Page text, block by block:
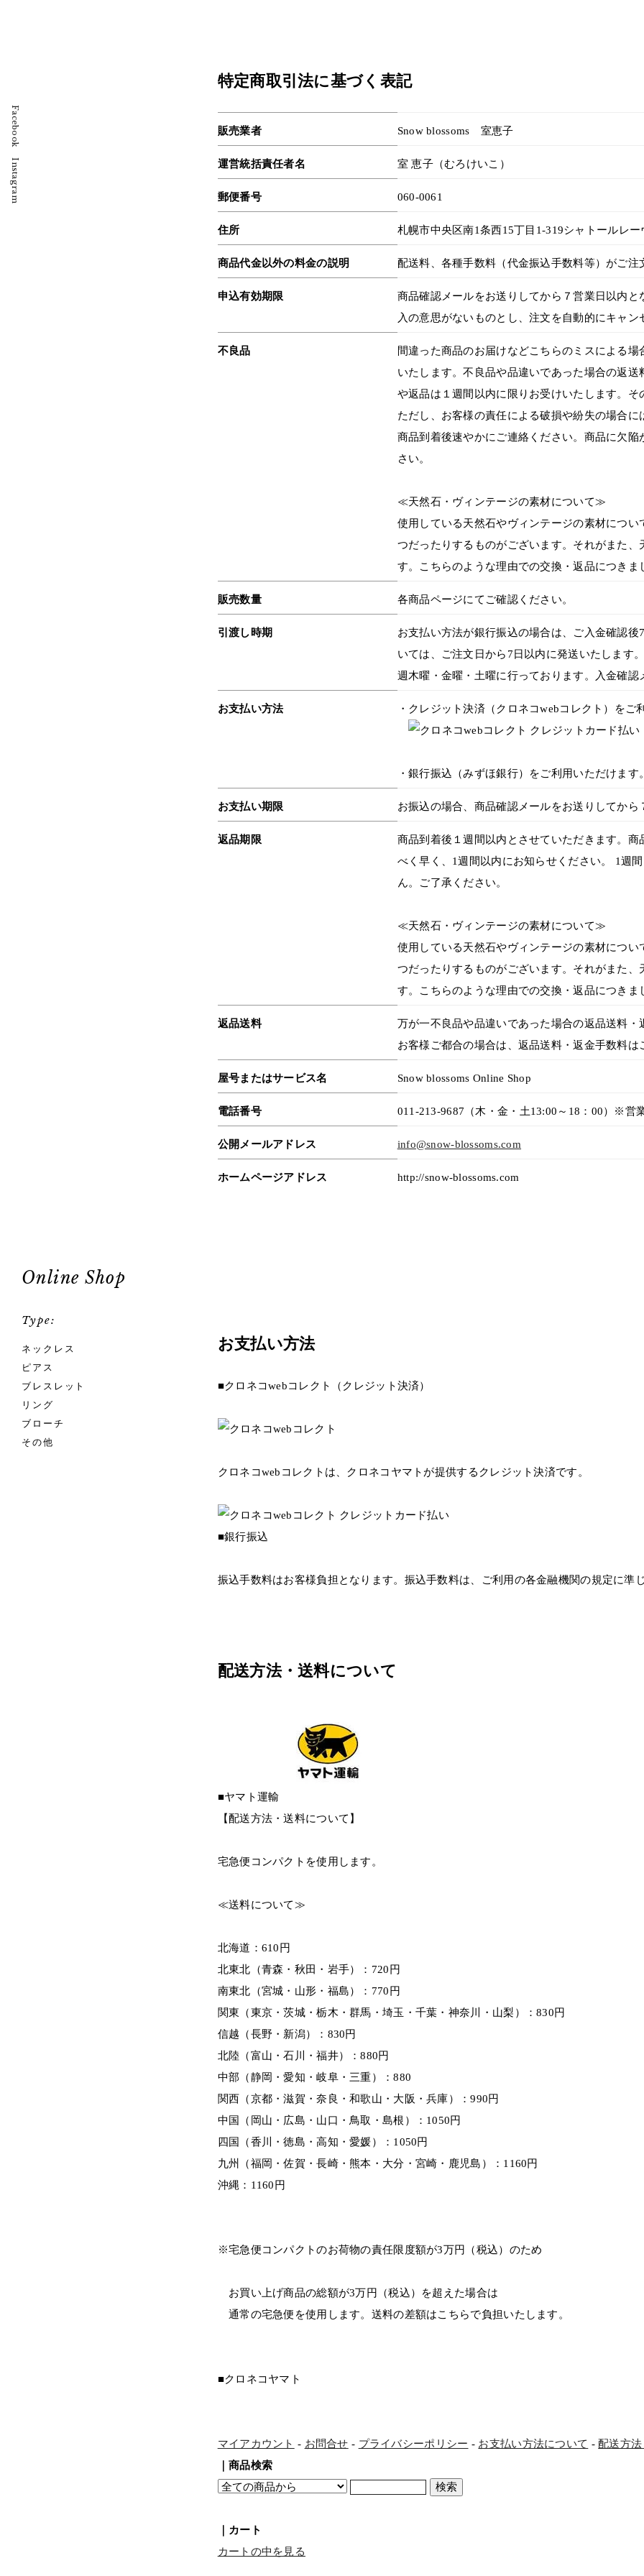
Facebook
Instagram
Online Shop
Type:
ネックレス
ピアス
ブレスレット
リング
ブローチ
その他
特定商取引法に基づく表記
販売業者 Snow blossoms 室恵子
運営統括責任者名 室 恵子（むろけいこ）
郵便番号 060-0061
住所 札幌市中央区南1条西15丁目1-319シャトールレー
商品代金以外の料金の説明 配送料、各種手数料（代金振込手数料等）がご
申込有効期限
商品確認メールをお送りしてから７営業日以内
入の意思がないものとし、注文を自動的にキャ
不良品
間違った商品のお届けなどこちらのミスによる
いたします。不良品や品違いであった場合の返
や返品は１週間以内に限りお受けいたします。
ただし、お客様の責任による破損や紛失の場合
商品到着後速やかにご連絡ください。商品に欠
さい。
≪天然石・ヴィンテージの素材について≫
使用している天然石やヴィンテージの素材につ
つだったりするものがございます。それがまた
す。こちらのような理由での交換・返品につき
販売数量 各商品ページにてご確認ください。
引渡し時期
お支払い方法が銀行振込の場合は、ご入金確認
いては、ご注文日から7日以内に発送いたします
週木曜・金曜・土曜に行っております。入金確
お支払い方法 ・クレジット決済（クロネコwebコレクト）をご
・銀行振込（みずほ銀行）をご利用いただけま
お支払い期限 お振込の場合、商品確認メールをお送りしてか
返品期限
商品到着後１週間以内とさせていただきます。
べく早く、1週間以内にお知らせください。 1週
ん。ご了承ください。
≪天然石・ヴィンテージの素材について≫
使用している天然石やヴィンテージの素材につ
つだったりするものがございます。それがまた
す。こちらのような理由での交換・返品につき
返品送料
万が一不良品や品違いであった場合の返品送料
お客様ご都合の場合は、返品送料・返金手数料は
屋号またはサービス名 Snow blossoms Online Shop
電話番号 011-213-9687（木・金・土13:00～18：00）※営
公開メールアドレス info@snow-blossoms.com
ホームページアドレス http://snow-blossoms.com
お支払い方法
■クロネコwebコレクト（クレジット決済）
クロネコwebコレクトは、クロネコヤマトが提供するクレジット決済です。
■銀行振込
振込手数料はお客様負担となります。振込手数料は、ご利用の各金融機関の規定に準
配送方法・送料について
■ヤマト運輸
【配送方法・送料について】
宅急便コンパクトを使用します。
≪送料について≫
北海道：610円
北東北（青森・秋田・岩手）：720円
南東北（宮城・山形・福島）：770円
関東（東京・茨城・栃木・群馬・埼玉・千葉・神奈川・山梨）：830円
信越（長野・新潟）：830円
北陸（富山・石川・福井）：880円
中部（静岡・愛知・岐阜・三重）：880
関西（京都・滋賀・奈良・和歌山・大阪・兵庫）：990円
中国（岡山・広島・山口・鳥取・島根）：1050円
四国（香川・徳島・高知・愛媛）：1050円
九州（福岡・佐賀・長崎・熊本・大分・宮崎・鹿児島）：1160円
沖縄：1160円
※宅急便コンパクトのお荷物の責任限度額が3万円（税込）のため
お買い上げ商品の総額が3万円（税込）を超えた場合は
通常の宅急便を使用します。送料の差額はこちらで負担いたします。
■クロネコヤマト
マイアカウント - お問合せ - プライバシーポリシー - お支払い方法について - 配送方
｜商品検索
｜カート
カートの中を見る